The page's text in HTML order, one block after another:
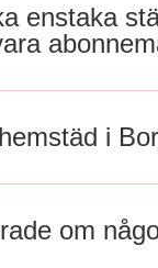
enstaka
i
om